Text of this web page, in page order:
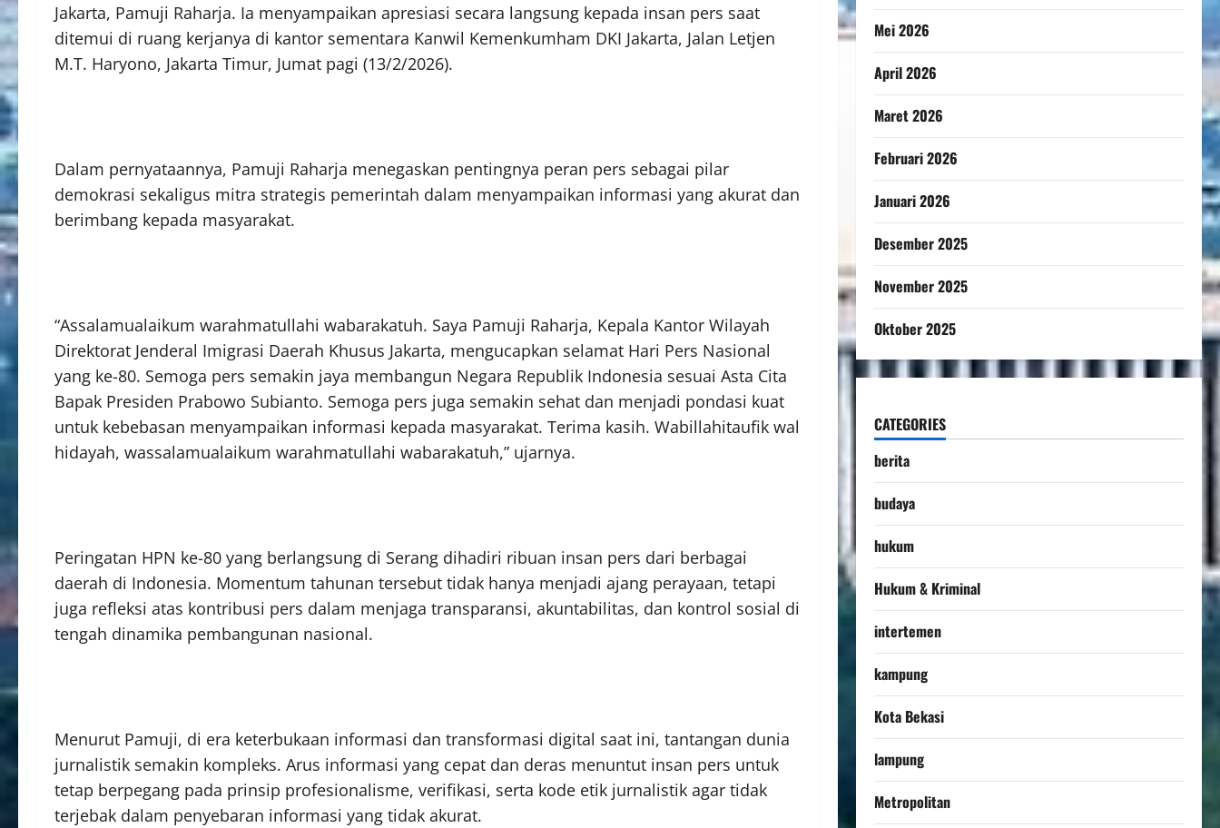
Jakarta, Pamuji Raharja. Ia menyampaikan apresiasi secara langsung kepada insan pers saat
ditemui di ruang kerjanya di kantor sementara Kanwil Kemenkumham DKI Jakarta, Jalan Letjen
M.T. Haryono, Jakarta Timur, Jumat pagi (13/2/2026).
Dalam pernyataannya, Pamuji Raharja menegaskan pentingnya peran pers sebagai pilar
demokrasi sekaligus mitra strategis pemerintah dalam menyampaikan informasi yang akurat dan
berimbang kepada masyarakat.
“Assalamualaikum warahmatullahi wabarakatuh. Saya Pamuji Raharja, Kepala Kantor Wilayah
Direktorat Jenderal Imigrasi Daerah Khusus Jakarta, mengucapkan selamat Hari Pers Nasional
yang ke-80. Semoga pers semakin jaya membangun Negara Republik Indonesia sesuai Asta Cita
Bapak Presiden Prabowo Subianto. Semoga pers juga semakin sehat dan menjadi pondasi kuat
untuk kebebasan menyampaikan informasi kepada masyarakat. Terima kasih. Wabillahitaufik wal
hidayah, wassalamualaikum warahmatullahi wabarakatuh,” ujarnya.
Peringatan HPN ke-80 yang berlangsung di Serang dihadiri ribuan insan pers dari berbagai
daerah di Indonesia. Momentum tahunan tersebut tidak hanya menjadi ajang perayaan, tetapi
juga refleksi atas kontribusi pers dalam menjaga transparansi, akuntabilitas, dan kontrol sosial di
tengah dinamika pembangunan nasional.
Menurut Pamuji, di era keterbukaan informasi dan transformasi digital saat ini, tantangan dunia
jurnalistik semakin kompleks. Arus informasi yang cepat dan deras menuntut insan pers untuk
tetap berpegang pada prinsip profesionalisme, verifikasi, serta kode etik jurnalistik agar tidak
terjebak dalam penyebaran informasi yang tidak akurat.
Mei 2026
April 2026
Maret 2026
Februari 2026
Januari 2026
Desember 2025
November 2025
Oktober 2025
CATEGORIES
berita
budaya
hukum
Hukum & Kriminal
intertemen
kampung
Kota Bekasi
lampung
Metropolitan